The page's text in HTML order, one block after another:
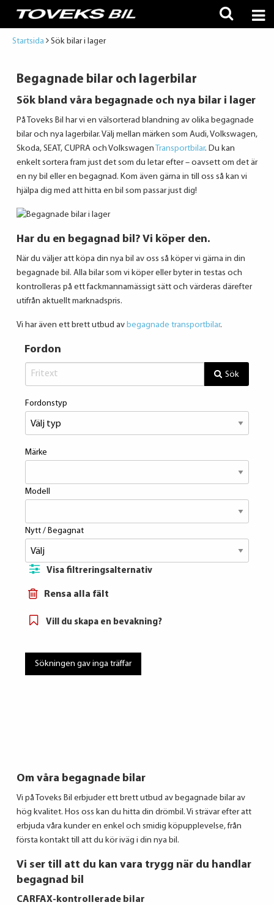
Startsida Sök bilar i lager
Begagnade bilar och lagerbilar
Sök bland våra begagnade och nya bilar i lager
På Toveks Bil har vi en välsorterad blandning av olika begagnade
bilar och nya lagerbilar. Välj mellan märken som Audi, Volkswagen,
Skoda, SEAT, CUPRA och Volkswagen Transportbilar. Du kan
enkelt sortera fram just det som du letar efter – oavsett om det är
en ny bil eller en begagnad. Kom även gärna in till oss så kan vi
hjälpa dig med att hitta en bil som passar just dig!
Har du en begagnad bil? Vi köper den.
När du väljer att köpa din nya bil av oss så köper vi gärna in din
begagnade bil. Alla bilar som vi köper eller byter in testas och
kontrolleras på ett fackmannamässigt sätt och värderas därefter
utifrån aktuellt marknadspris.
Vi har även ett brett utbud av begagnade transportbilar.
Fordon
Sök
Fordonstyp
Märke
Modell
Nytt / Begagnat
Visa filtreringsalternativ
Rensa alla fält
Vill du skapa en bevakning?
Sökningen gavinga träffar
Om våra begagnade bilar
Vi på Toveks Bil erbjuder ett brett utbud av begagnade bilar av
hög kvalitet. Hos oss kan du hitta din drömbil. Vi strävar efter att
erbjuda våra kunder en enkel och smidig köpupplevelse, från
första kontakt till att du kör iväg i din nya bil.
Vi ser till att du kan vara trygg när du handlar
begagnad bil
CARFAX-kontrollerade bilar